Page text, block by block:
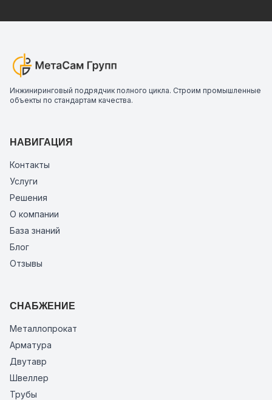
Инжиниринговый подрядчик полного цикла. Строим промышленные
объекты по стандартам качества.
НАВИГАЦИЯ
Контакты
Услуги
Решения
О компании
База знаний
Блог
Отзывы
СНАБЖЕНИЕ
Металлопрокат
Арматура
Двутавр
Швеллер
Трубы